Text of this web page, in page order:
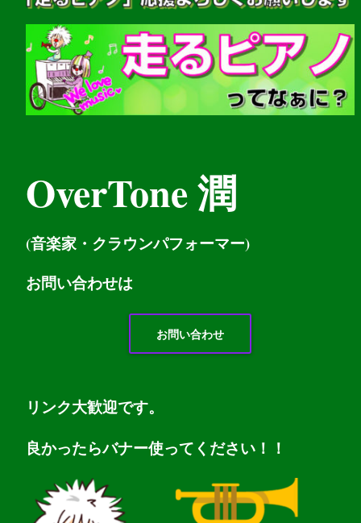
OverTone 潤
(音楽家・クラウンパフォーマー)
お問い合わせは
お問い合わせ
リンク大歓迎です。
良かったらバナー使ってください！！